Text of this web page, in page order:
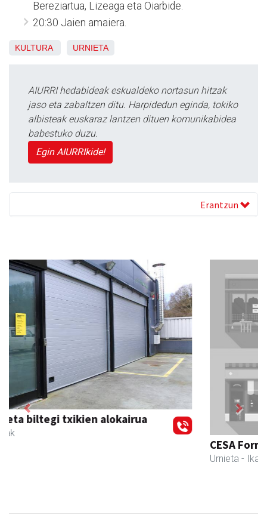
Bereziartua, Lizeaga eta Oiarbide.
20:30 Jaien amaiera.
KULTURA URNIETA
AIURRI hedabideak eskualdeko nortasun hitzak
jaso eta zabaltzen ditu. Harpidedun eginda, tokiko
albisteak euskaraz lantzen dituen komunikabidea
babestuko duzu.
Egin AIURRIkide!
Erantzun
Previous Next